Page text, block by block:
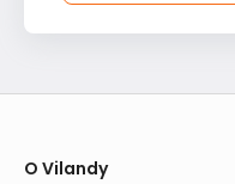
O Vilandy